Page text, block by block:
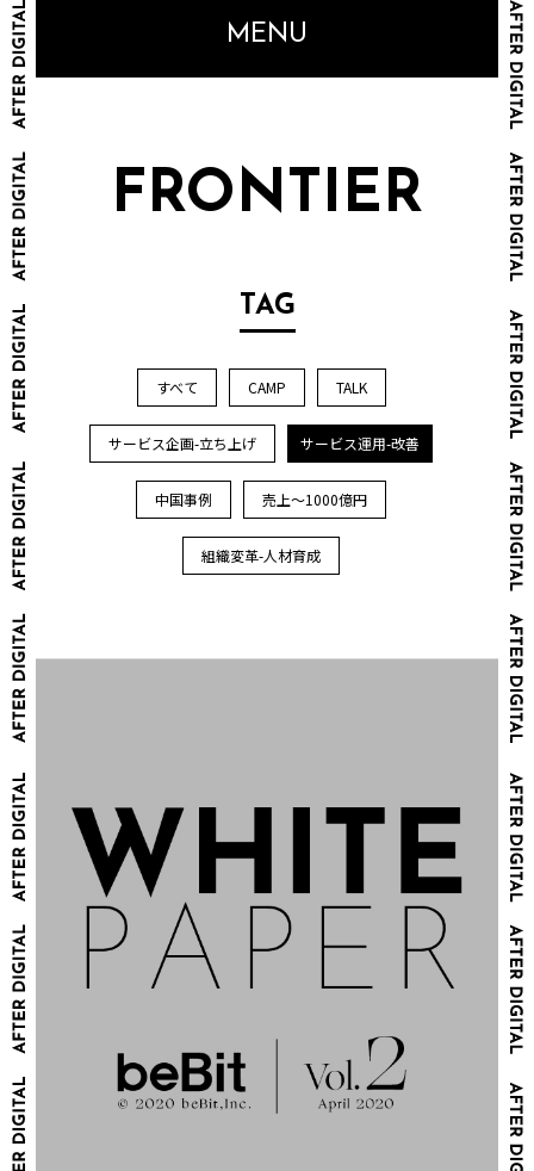
MENU
FRONTIER
TAG
すべて CAMP TALK
サービス企画-立ち上げ サービス運用-改善
中国事例 売上～1000億円
組織変革-人材育成